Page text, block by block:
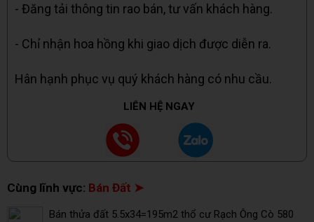
- Đăng tải thông tin rao bán, tư vấn khách hàng.
- Chỉ nhận hoa hồng khi giao dịch được diễn ra.
Hân hạnh phục vụ quý khách hàng có nhu cầu.
LIÊN HỆ NGAY
Cùng lĩnh vực: Bán Đất ➤
Bán thửa đất 5.5x34=195m2 thổ cư Rạch Ông Cò 580